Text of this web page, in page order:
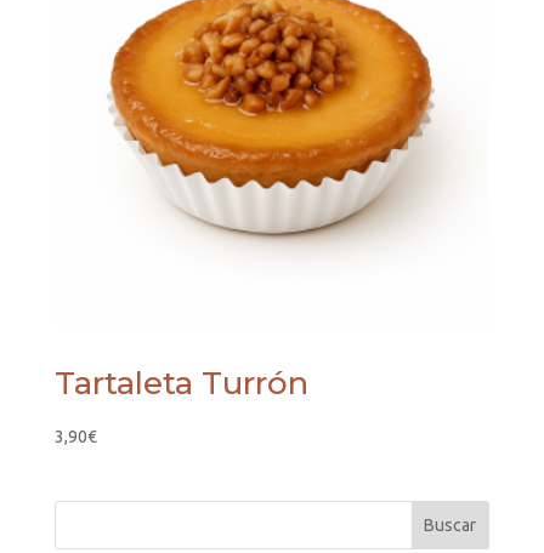
Tartaleta Turrón
3,90€